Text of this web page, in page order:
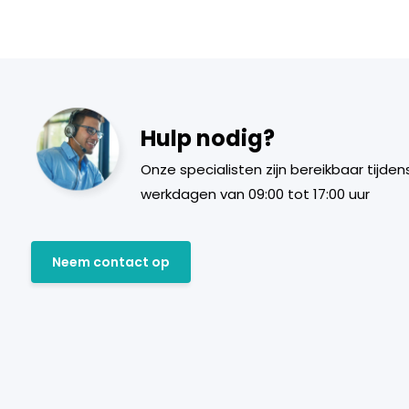
Hulp nodig?
Onze specialisten zijn bereikbaar
werkdagen van 09:00 tot 17:00 uur
Neem contact op